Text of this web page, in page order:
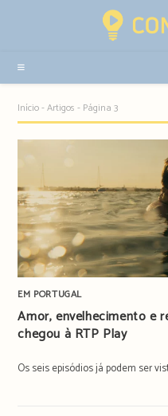
sidebar
Início-Artigos - Página 3
EM PORTUGAL
Amor, envelhecimento e
chegou à RTP Play
Os seis episódios já podem ser